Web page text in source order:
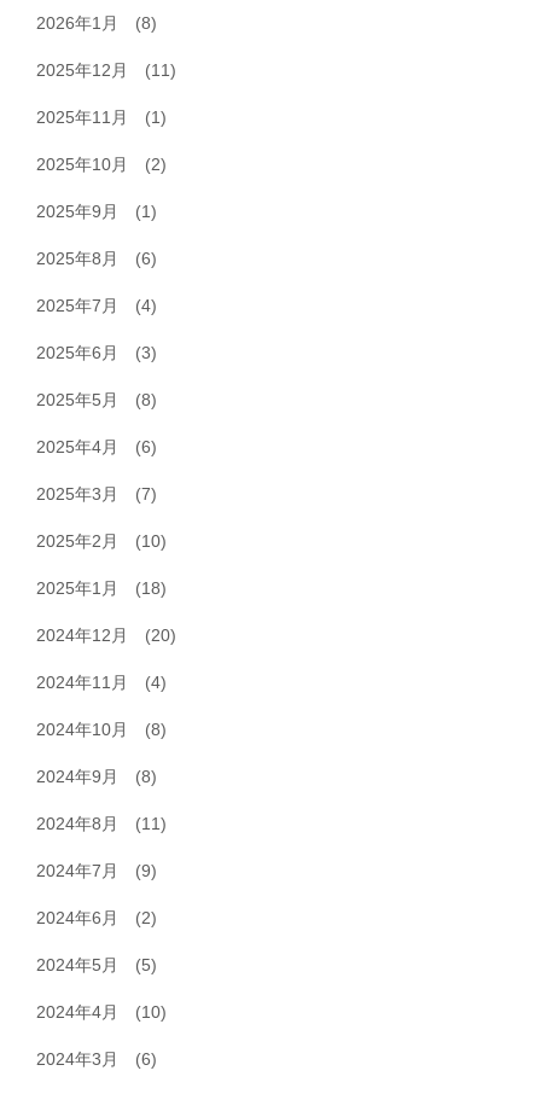
2026年1月 (8)
2025年12月 (11)
2025年11月 (1)
2025年10月 (2)
2025年9月 (1)
2025年8月 (6)
2025年7月 (4)
2025年6月 (3)
2025年5月 (8)
2025年4月 (6)
2025年3月 (7)
2025年2月 (10)
2025年1月 (18)
2024年12月 (20)
2024年11月 (4)
2024年10月 (8)
2024年9月 (8)
2024年8月 (11)
2024年7月 (9)
2024年6月 (2)
2024年5月 (5)
2024年4月 (10)
2024年3月 (6)